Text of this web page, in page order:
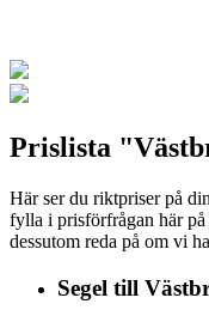
Prislista
Här ser du riktpriser på
fylla i prisförfrågan här
dessutom reda på om vi
Segel till